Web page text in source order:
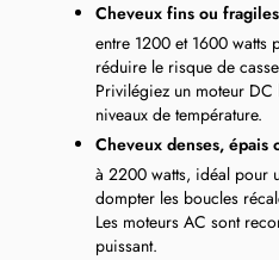
Cheveux fins ou
entre 1200 et 1600 watts
réduire le risque de
Privilégiez un moteur
niveaux de température.
Cheveux denses, épais
à 2200 watts, idéal pour
dompter les boucles
Les moteurs AC sont
puissant.